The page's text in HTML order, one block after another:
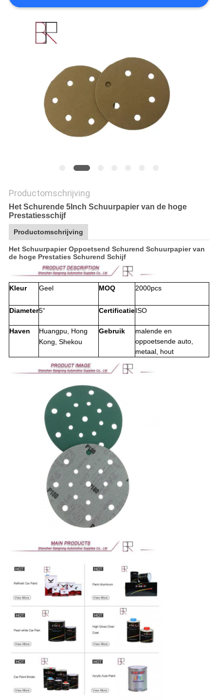
PRIVACY
POLICY
Productomschrijving
Het Schurende 5Inch Schuurpapier van de hoge
Prestatiesschijf
Productomschrijving
Het Schuurpapier Oppoetsend Schurend Schuurpapier van
de hoge Prestaties Schurend Schijf
Kleur Geel MOQ 2000pcs
Diameter5“ CertificatieISO
Haven
Huangpu, Hong
Kong, Shekou
Gebruik
malende en
oppoetsende auto,
metaal, hout